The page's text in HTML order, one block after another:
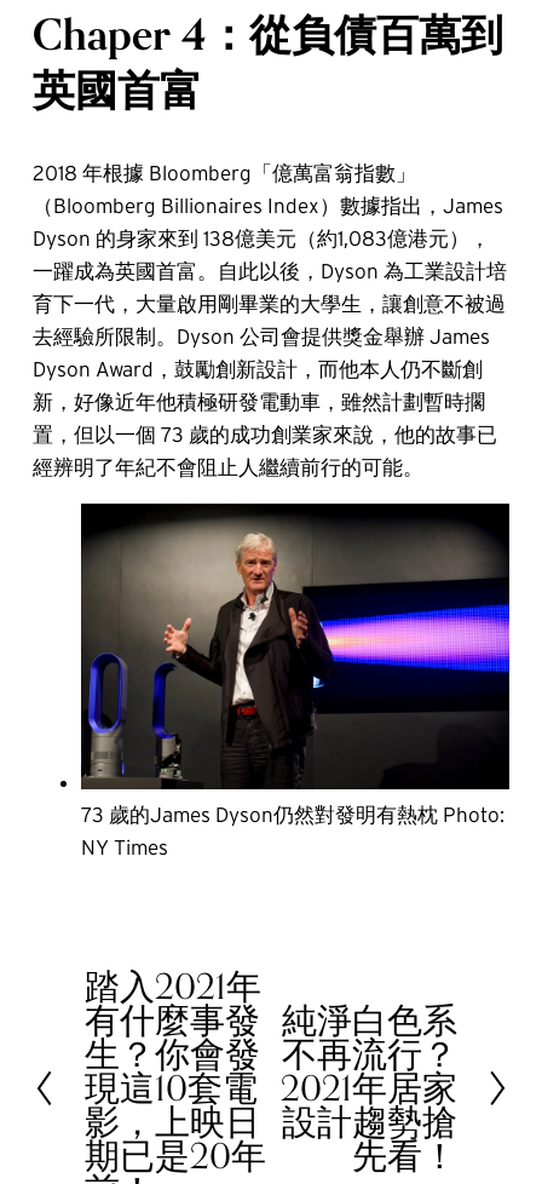
Chaper 4：從負債百萬到
英國首富
2018 年根據 Bloomberg「億萬富翁指數」
（Bloomberg Billionaires Index）數據指出，James
Dyson 的身家來到 138億美元（約1,083億港元），
一躍成為英國首富。自此以後，Dyson 為工業設計培
育下一代，大量啟用剛畢業的大學生，讓創意不被過
去經驗所限制。Dyson 公司會提供獎金舉辦 James
Dyson Award，鼓勵創新設計，而他本人仍不斷創
新，好像近年他積極研發電動車，雖然計劃暫時擱
置，但以一個 73 歲的成功創業家來說，他的故事已
經辨明了年紀不會阻止人繼續前行的可能。
73 歲的James Dyson仍然對發明有熱枕 Photo:
NY Times
P
r
e
v
i
o
踏入2021年
有什麼事發
生？你會發
現這10套電
影，上映日
期已是20年
N純淨白色系
不再流行？
2021年居家
設計趨勢搶
先看！